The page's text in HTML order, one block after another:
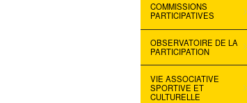
COMMISSIONS
PARTICIPATIVES
OBSERVATOIRE DE LA
PARTICIPATION
VIE ASSOCIATIVE
SPORTIVE ET
CULTURELLE